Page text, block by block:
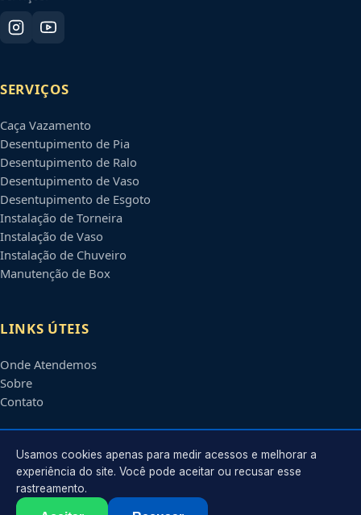
SERVIÇOS
Caça Vazamento
Desentupimento de Pia
Desentupimento de Ralo
Desentupimento de Vaso
Desentupimento de Esgoto
Instalação de Torneira
Instalação de Vaso
Instalação de Chuveiro
Manutenção de Box
LINKS ÚTEIS
Onde Atendemos
Sobre
Contato
CONTATO
Atendimento em
contato@encanadoremmanaus.com.br
Usamos cookies apenas para medir acessos e melhorar a
experiência do site. Você pode aceitar ou recusar esse
rastreamento.